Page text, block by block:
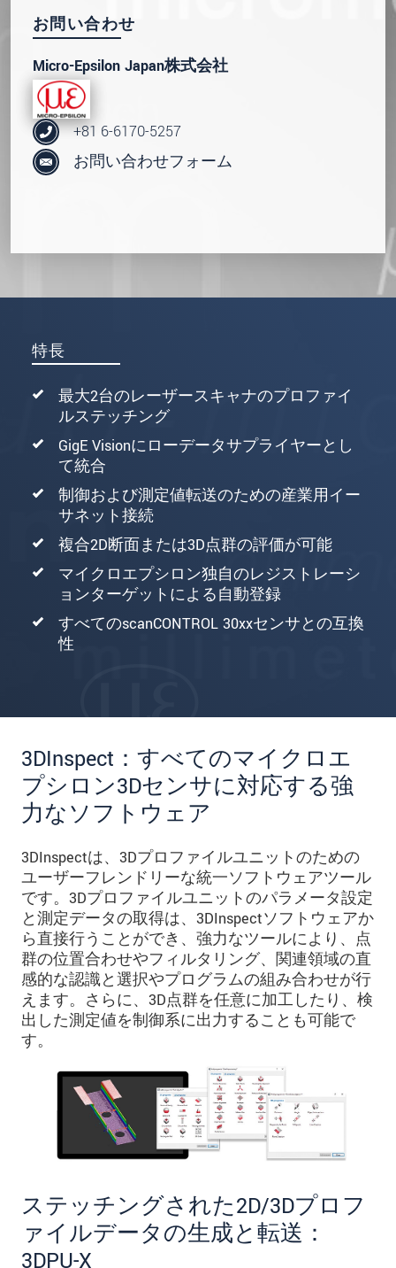
特長
最大2台のレーザースキャナのプロファイ
ルステッチング
GigE Visionにローデータサプライヤーとし
て統合
制御および測定値転送のための産業用イー
サネット接続
複合2D断面または3D点群の評価が可能
マイクロエプシロン独自のレジストレーシ
ョンターゲットによる自動登録
すべてのscanCONTROL 30xxセンサとの互換
性
お問い合わせ
Micro-Epsilon Japan株式会社
+81 6-6170-5257
お問い合わせフォーム
3DInspect：すべてのマイクロエ
プシロン3Dセンサに対応する強
力なソフトウェア
3DInspectは、3Dプロファイルユニットのための
ユーザーフレンドリーな統一ソフトウェアツール
です。3Dプロファイルユニットのパラメータ設定
と測定データの取得は、3DInspectソフトウェアか
ら直接行うことができ、強力なツールにより、点
群の位置合わせやフィルタリング、関連領域の直
感的な認識と選択やプログラムの組み合わせが行
えます。さらに、3D点群を任意に加工したり、検
出した測定値を制御系に出力することも可能で
す。
ステッチングされた2D/3Dプロフ
ァイルデータの生成と転送：
3DPU-X